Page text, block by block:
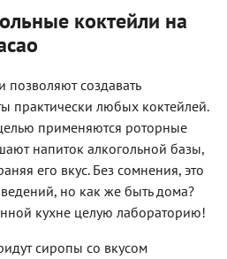
коктейли на
позволяют создавать
практически любых коктейлей.
применяются роторные
напиток алкогольной базы,
его вкус. Без сомнения, это
но как же быть дома?
кухне целую лабораторию!
сиропы со вкусом